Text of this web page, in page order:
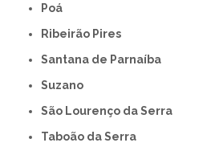
Poá
Ribeirão Pires
Santana de Parnaíba
Suzano
São Lourenço da Serra
Taboão da Serra